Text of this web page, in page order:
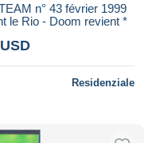
n° 43 février 1999
le Rio - Doom revient *
Residenziale